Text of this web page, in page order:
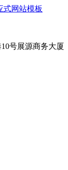
号展源商务大厦